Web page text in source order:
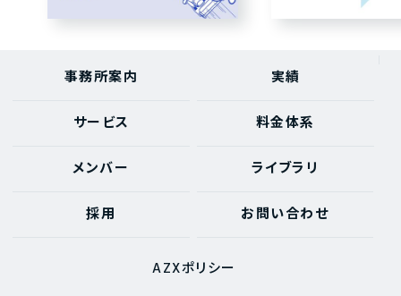
事務所案内 実績
サービス 料金体系
メンバー ライブラリ
採用 お問い合わせ
AZXポリシー